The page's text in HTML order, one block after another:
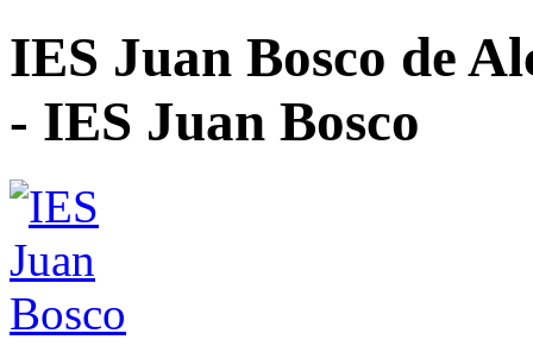
IES Juan Bosco de
- IES Juan Bosco